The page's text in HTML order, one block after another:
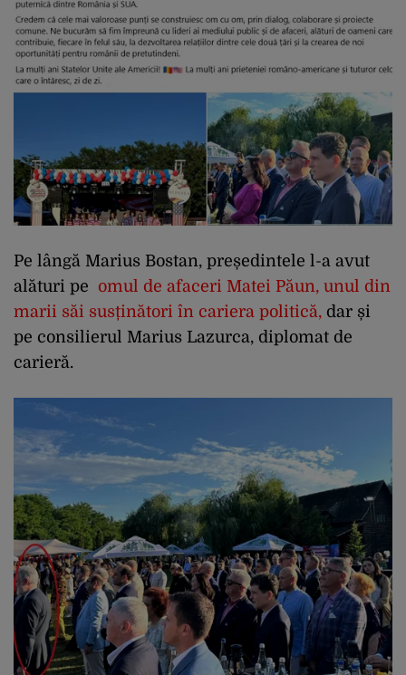
Pe lângă Marius Bostan, președintele l-a avut
alături pe omul de afaceri Matei Păun, unul din
marii săi susținători în cariera politică, dar și
pe consilierul Marius Lazurca, diplomat de
carieră.